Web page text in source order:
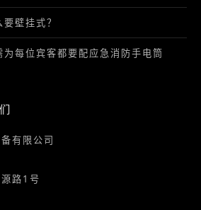
壁挂式？
每位宾客都要配应急消防手电筒
有限公司
路1号